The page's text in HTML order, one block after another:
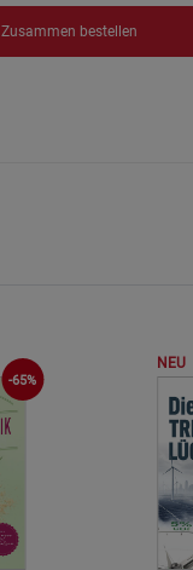
Zusammen bestellen
-65%
NEU